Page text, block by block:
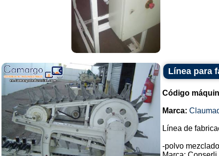
Línea para
Código
Marca:
Línea de
-polvo